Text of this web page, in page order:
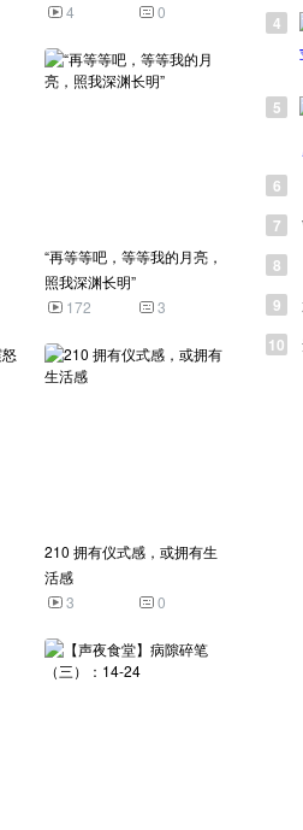
4
0
“再等等吧，等等我的月亮，
照我深渊长明”
172
3
210 拥有仪式感，或拥有生
活感
3
0
4
5
6
7
8
9
10